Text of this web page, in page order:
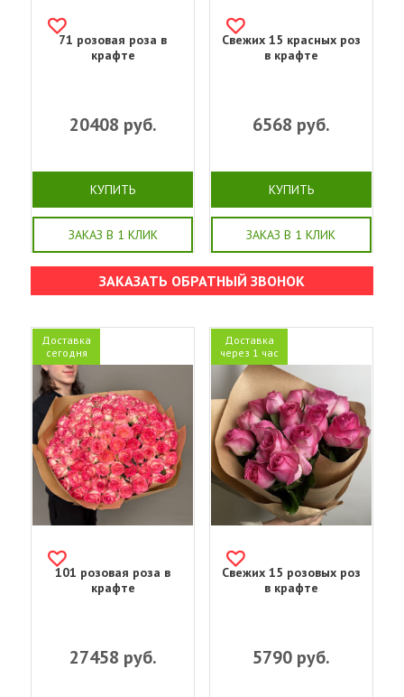
71 розовая роза в
крафте
20408 руб.
КУПИТЬ
ЗАКАЗ В 1 КЛИК
Свежих 15 красных роз
в крафте
6568 руб.
КУПИТЬ
ЗАКАЗ В 1 КЛИК
ЗАКАЗАТЬ ОБРАТНЫЙ ЗВОНОК
Доставка
сегодня
101 розовая роза в
крафте
27458 руб.
Доставка
через 1 час
Свежих 15 розовых роз
в крафте
5790руб.